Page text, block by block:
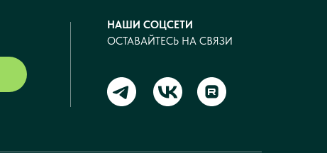
НАШИ СОЦСЕТИ
ОСТАВАЙТЕСЬ НА СВЯЗИ